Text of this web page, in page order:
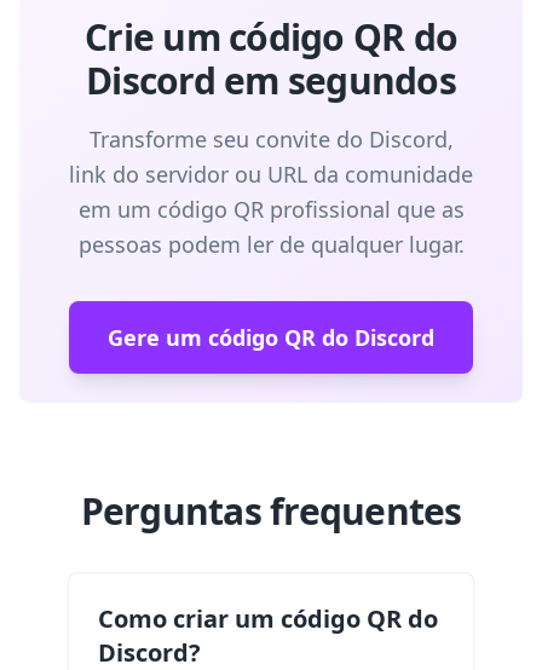
Crie um código QR do
Discord em segundos
Transforme seu convite do Discord,
link do servidor ou URL da comunidade
em um código QR profissional que as
pessoas podem ler de qualquer lugar.
Gere um código QR do Discord
Perguntas frequentes
Como criar um código QR do
Discord?